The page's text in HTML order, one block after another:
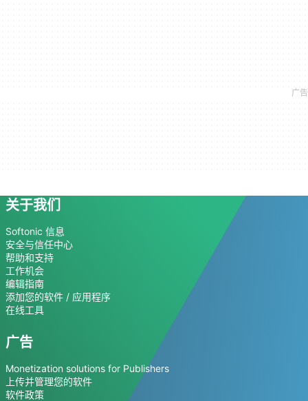
关于我们
Softonic 信息
安全与信任中心
帮助和支持
工作机会
编辑指南
添加您的软件 / 应用程序
在线工具
广告
Monetization solutions for Publishers
上传并管理您的软件
软件政策